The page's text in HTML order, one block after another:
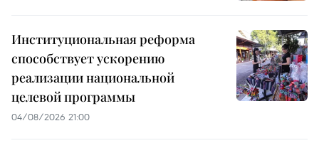
Институциональная реформа
способствует ускорению
реализации национальной
целевой программы
04/08/2026 21:00